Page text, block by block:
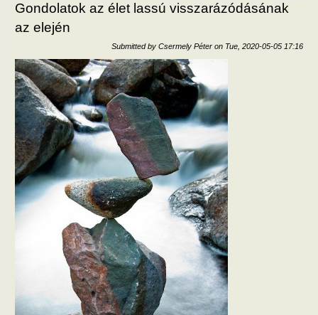
Gondolatok az élet lassú visszarázódásának
az elején
Submitted by Csermely Péter on Tue, 2020-05-05 17:16